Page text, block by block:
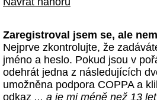
Zaregistroval jsem se, ale
Nejprve zkontrolujte, že
jméno a heslo. Pokud jsou v
odehrát jedna z následujících
umožněna podpora COPPA a
odkaz ... a je mi méně než 13 let